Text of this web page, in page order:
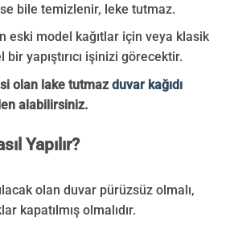
bile temizlenir, leke tutmaz.
eski model kağıtlar için veya klasik
bir yapıştırıcı işinizi görecektir.
olan lake tutmazduvar kağıdı
alabilirsiniz.
Yapılır?
olan duvar pürüzsüz olmalı,
kapatılmış olmalıdır.